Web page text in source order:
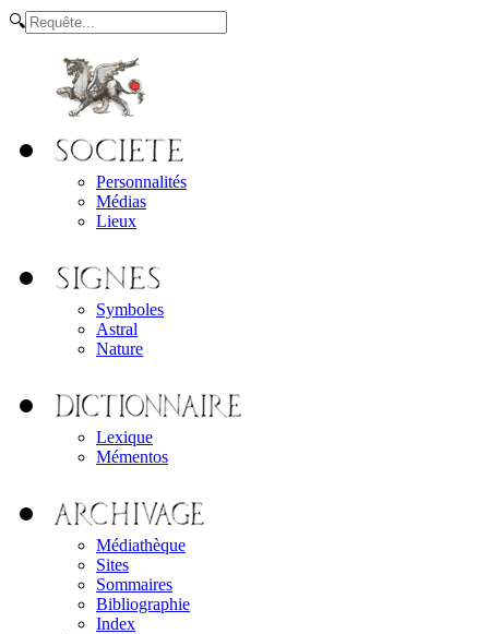
🔍
Personnalités
Médias
Lieux
Symboles
Astral
Nature
Lexique
Mémentos
Médiathèque
Sites
Sommaires
Bibliographie
Index